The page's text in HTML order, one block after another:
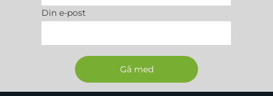
Din e-post